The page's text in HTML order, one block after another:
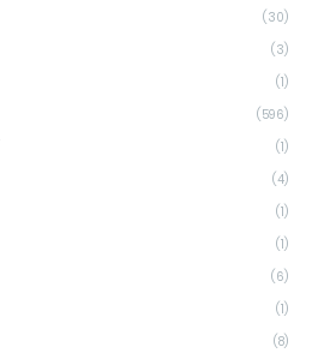
(30)
(3)
(1)
(596)
(1)
(4)
(1)
(1)
(6)
(1)
(8)